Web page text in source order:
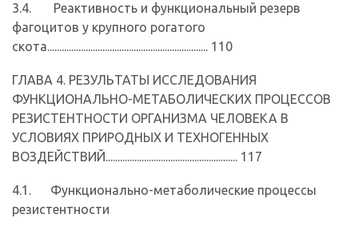
3.4. Реактивность и функциональный резерв
фагоцитов у крупного рогатого
скота................................................................... 110
ГЛАВА 4. РЕЗУЛЬТАТЫ ИССЛЕДОВАНИЯ
ФУНКЦИОНАЛЬНО-МЕТАБОЛИЧЕСКИХ ПРОЦЕССОВ
РЕЗИСТЕНТНОСТИ ОРГАНИЗМА ЧЕЛОВЕКА В
УСЛОВИЯХ ПРИРОДНЫХ И ТЕХНОГЕННЫХ
ВОЗДЕЙСТВИЙ....................................................... 117
4.1. Функционально-метаболические процессы
резистентности